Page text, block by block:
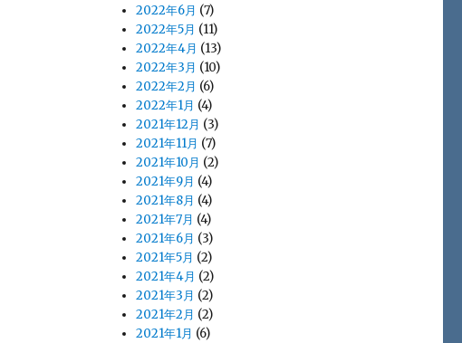
2022年6月 (7)
2022年5月 (11)
2022年4月 (13)
2022年3月 (10)
2022年2月 (6)
2022年1月 (4)
2021年12月 (3)
2021年11月 (7)
2021年10月 (2)
2021年9月 (4)
2021年8月 (4)
2021年7月 (4)
2021年6月 (3)
2021年5月 (2)
2021年4月 (2)
2021年3月 (2)
2021年2月 (2)
2021年1月 (6)